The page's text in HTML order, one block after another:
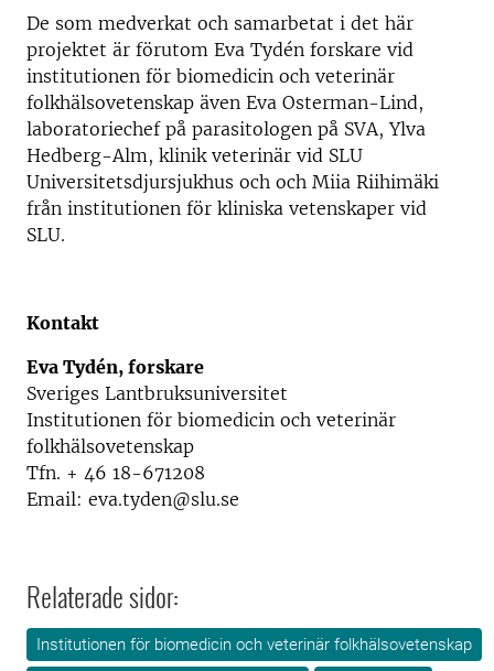
De som medverkat och samarbetat i det här
projektet är förutom Eva Tydén forskare vid
institutionen för biomedicin och veterinär
folkhälsovetenskap även Eva Osterman-Lind,
laboratoriechef på parasitologen på SVA, Ylva
Hedberg-Alm, klinik veterinär vid SLU
Universitetsdjursjukhus och och Miia Riihimäki
från institutionen för kliniska vetenskaper vid
SLU.
Kontakt
Eva Tydén, forskare
Sveriges Lantbruksuniversitet
Institutionen för biomedicin och veterinär
folkhälsovetenskap
Tfn. + 46 18-671208
Email: eva.tyden@slu.se
Relaterade sidor:
Institutionen för biomedicin och veterinär folkhälsovetenskap